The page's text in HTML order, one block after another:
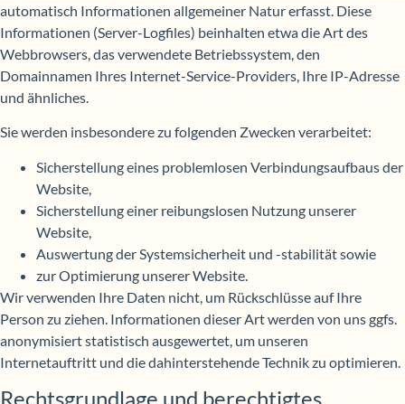
automatisch Informationen allgemeiner Natur erfasst. Diese
Informationen (Server-Logfiles) beinhalten etwa die Art des
Webbrowsers, das verwendete Betriebssystem, den
Domainnamen Ihres Internet-Service-Providers, Ihre IP-Adresse
und ähnliches.
Sie werden insbesondere zu folgenden Zwecken verarbeitet:
Sicherstellung eines problemlosen Verbindungsaufbaus der
Website,
Sicherstellung einer reibungslosen Nutzung unserer
Website,
Auswertung der Systemsicherheit und -stabilität sowie
zur Optimierung unserer Website.
Wir verwenden Ihre Daten nicht, um Rückschlüsse auf Ihre
Person zu ziehen. Informationen dieser Art werden von uns ggfs.
anonymisiert statistisch ausgewertet, um unseren
Internetauftritt und die dahinterstehende Technik zu optimieren.
Rechtsgrundlage und berechtigtes